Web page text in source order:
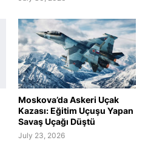
Moskova’da Askeri Uçak
Kazası: Eğitim Uçuşu Yapan
Savaş Uçağı Düştü
July 23, 2026